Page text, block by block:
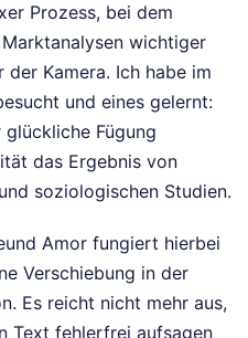
Prozess, bei dem
wichtiger
Kamera. Ich habe im
und eines gelernt:
Fügung
das Ergebnis von
soziologischen Studien.
Amor fungiert hierbei
Verschiebung in der
Es reicht nicht mehr aus,
Text fehlerfrei aufsagen